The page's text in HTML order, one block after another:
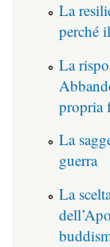
La
perché
La
propria
La
guerra
La